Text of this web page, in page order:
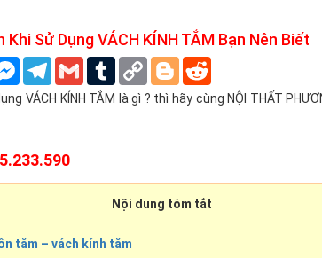
Sử Dụng VÁCH KÍNH TẮM Bạn Nên Biết
MessengerTelegram
Gmail TumblrCopy
Link
Blogger
VÁCH KÍNH TẮM là gì ? thì hãy cùng NỘI THẤT
Nội dung tóm tắt
tắm – vách kính tắm